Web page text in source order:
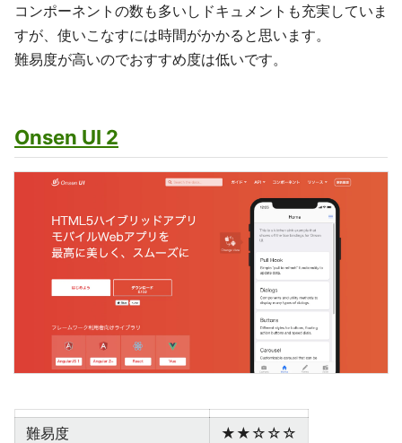
コンポーネントの数も多いしドキュメントも充実していま
すが、使いこなすには時間がかかると思います。
難易度が高いのでおすすめ度は低いです。
Onsen UI 2
難易度
★★☆☆☆